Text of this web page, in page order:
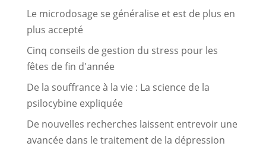
Le microdosage se généralise et est de plus en
plus accepté
Cinq conseils de gestion du stress pour les
fêtes de fin d'année
De la souffrance à la vie : La science de la
psilocybine expliquée
De nouvelles recherches laissent entrevoir une
avancée dans le traitement de la dépression